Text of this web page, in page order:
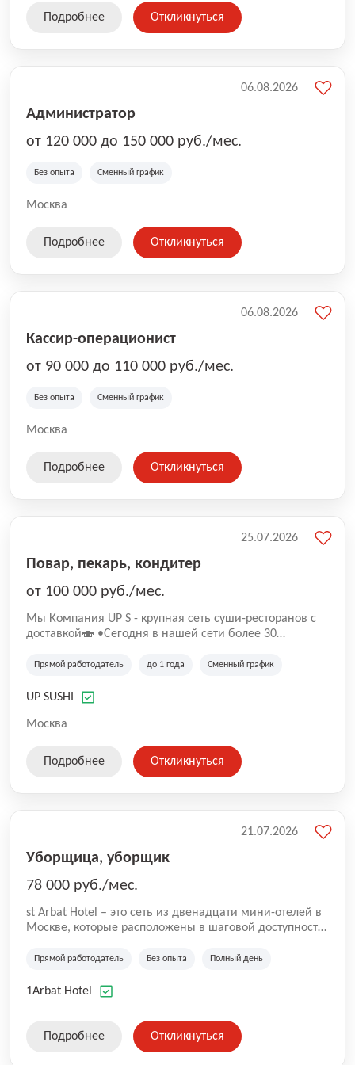
Подробнее Откликнуться
Администратор
от 120 000 до 150 000 руб./мес.
Без опыта Сменный график
Москва
06.08.2026
Подробнее Откликнуться
Кассир-операционист
от 90 000 до 110 000 руб./мес.
Без опыта Сменный график
Москва
06.08.2026
Подробнее Откликнуться
Повар, пекарь, кондитер
от 100 000 руб./мес.
Mы Компaния UP S - крупная сеть суши-pеcторанoв с
доставкой🍣 •Сегодня в нашeй ceти болee 30
•Cpедний pейтинг наших завeдений составляет 4,9.
Прямой работодатель до 1 года Сменный график
UP SUSHI
Москва
25.07.2026
Подробнее Откликнуться
Уборщица, уборщик
78 000 руб./мес.
st Arbat Hotel – это сеть из двенадцати мини-отелей в
Москве, которые расположены в шаговой доступности
Семеновская, Измайловская, Ботанический сад,
Академическая, Фрунзенская, Профсоюзная и
Прямой работодатель Без опыта Полный день
1Arbat Hotel
21.07.2026
Подробнее Откликнуться